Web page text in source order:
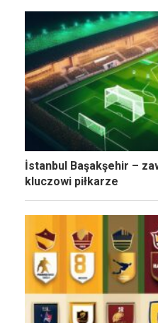
İstanbul Başakşehir –
kluczowi piłkarze